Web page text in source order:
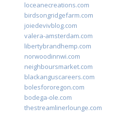
loceanecreations.com
birdsongridgefarm.com
joiedevivblog.com
valera-amsterdam.com
libertybrandhemp.com
norwoodinnwi.com
neighboursmarket.com
blackanguscareers.com
bolesfororegon.com
bodega-ole.com
thestreamlinerlounge.com